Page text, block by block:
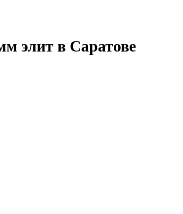
элит в Саратове